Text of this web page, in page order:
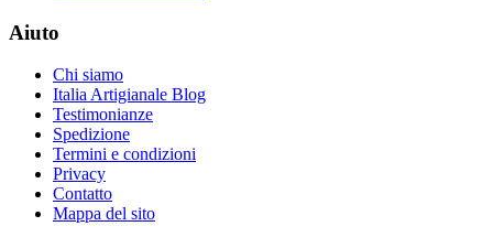
Aiuto
Chi siamo
Italia Artigianale Blog
Testimonianze
Spedizione
Termini e condizioni
Privacy
Contatto
Mappa del sito